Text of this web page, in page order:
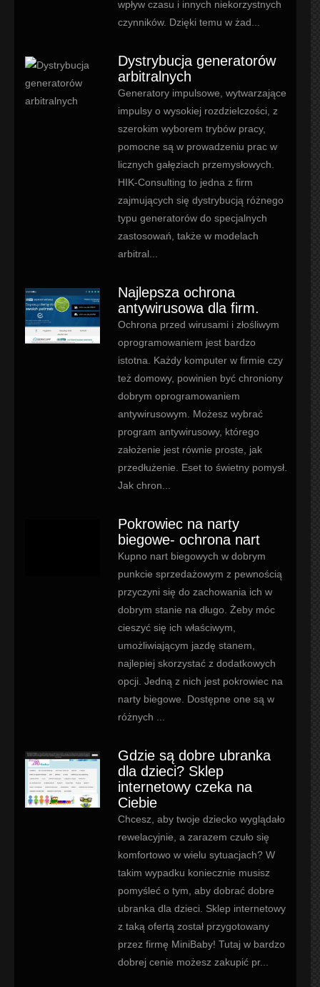
wpływ czasu i innych niekorzystnych
czynników. Dzięki temu w żad...
Dystrybucja generatorów
arbitralnych
Generatory impulsowe, wytwarzające
impulsy o wysokiej rozdzielczości, z
szerokim wyborem trybów pracy,
pomocne są w prowadzeniu prac w
licznych gałęziach przemysłowych.
HIK-Consulting to jedna z firm
zajmujących się dystrybucją różnego
typu generatorów do specjalnych
zastosowań, także w modelach
arbitral...
Najlepsza ochrona
antywirusowa dla firm.
Ochrona przed wirusami i złośliwym
oprogramowaniem jest bardzo
istotna. Każdy komputer w firmie czy
też domowy, powinien być chroniony
dobrym oprogramowaniem
antywirusowym. Możesz wybrać
program antywirusowy, którego
założenie jest równie proste, jak
przedłużenie. Eset to świetny pomysł.
Jak chron...
Pokrowiec na narty
biegowe- ochrona nart
Kupno nart biegowych w dobrym
punkcie sprzedażowym z pewnością
przyczyni się do zachowania ich w
dobrym stanie na długo. Żeby móc
cieszyć się ich właściwym,
umożliwiającym jazdę stanem,
najlepiej skorzystać z dodatkowych
opcji. Jedną z nich jest pokrowiec na
narty biegowe. Dostępne one są w
różnych ...
Gdzie są dobre ubranka
dla dzieci? Sklep
internetowy czeka na
Ciebie
Chcesz, aby twoje dziecko wyglądało
rewelacyjnie, a zarazem czuło się
komfortowo w wielu sytuacjach? W
takim wypadku koniecznie musisz
pomyśleć o tym, aby dobrać dobre
ubranka dla dzieci. Sklep internetowy
z taką ofertą został przygotowany
przez firmę MiniBaby! Tutaj w bardzo
dobrej cenie możesz zakupić pr...